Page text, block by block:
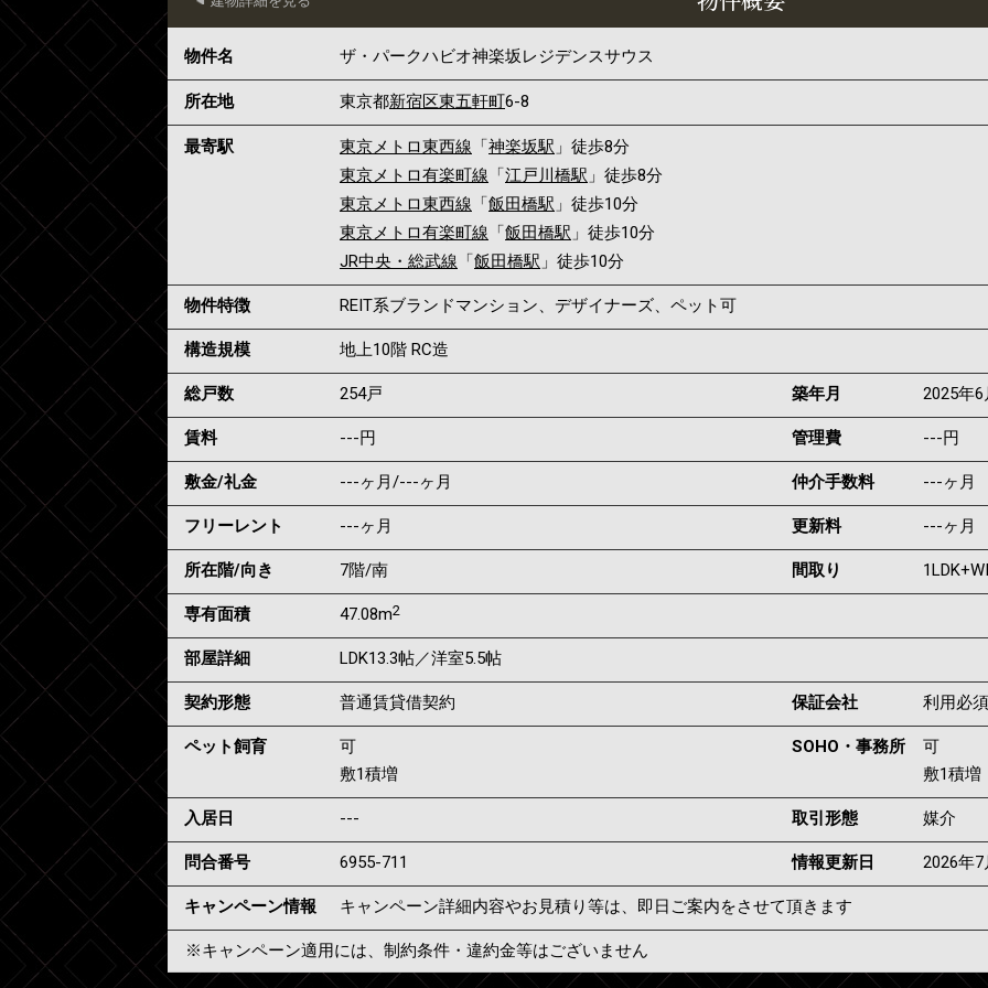
物件名 ザ・パークハビオ神楽坂レジデンスサウス
所在地 東京都新宿区東五軒町6-8
最寄駅 東京メトロ東西線 「神楽坂駅 」徒歩8分
東京メトロ有楽町線 「江戸川橋駅 」徒歩8分
東京メトロ東西線 「飯田橋駅 」徒歩10分
東京メトロ有楽町線 「飯田橋駅 」徒歩10分
JR中央・総武線 「飯田橋駅 」徒歩10分
物件特徴 REIT系ブランドマンション、デザイナーズ、ペット可
構造規模 地上10階 RC造
総戸数 254戸 築年月 2025年6
賃料 ---円 管理費 ---円
敷金/礼金 ---ヶ月/---ヶ月 仲介手数料 ---ヶ月
フリーレント ---ヶ月 更新料 ---ヶ月
所在階/向き 7階/南 間取り
専有面積 47.08m2
部屋詳細 LDK13.3帖／洋室5.5帖
契約形態 普通賃貸借契約 保証会社 利用必須
ペット飼育
可
敷1積増
SOHO・事務所
可
敷1積増
入居日 --- 取引形態 媒介
問合番号 6955-711 情報更新日 2026年
キャンペーン情報 キャンペーン詳細内容やお見積り等は、即日ご案内をさせて頂きます
※キャンペーン適用には、制約条件・違約金等はございません